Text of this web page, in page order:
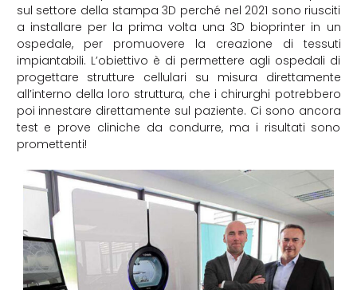
sul settore della stampa 3D perché nel 2021 sono riusciti
a installare per la prima volta una 3D bioprinter in un
ospedale, per promuovere la creazione di tessuti
impiantabili. L’obiettivo è di permettere agli ospedali di
progettare strutture cellulari su misura direttamente
all’interno della loro struttura, che i chirurghi potrebbero
poi innestare direttamente sul paziente. Ci sono ancora
test e prove cliniche da condurre, ma i risultati sono
promettenti!